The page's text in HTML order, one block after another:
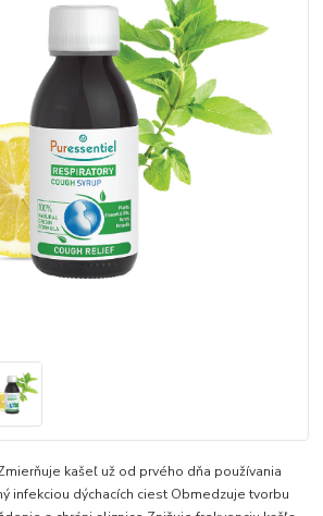
kašeľ už od prvého dňa používania
infekciou dýchacích ciest Obmedzuje tvorbu